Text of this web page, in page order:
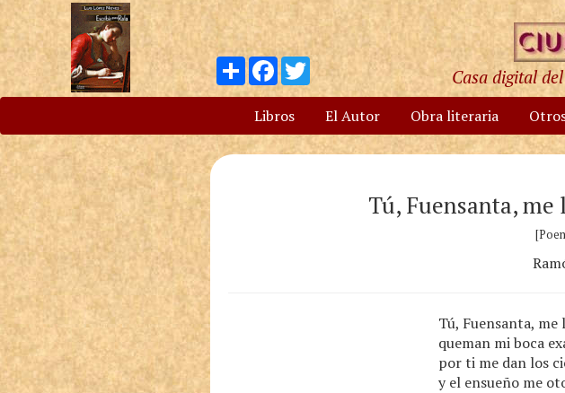
Compartir
Facebook
Twitter
Casa digital
Libros El Autor Obra literaria
Tú, Fuensanta,
Tú, Fuensanta,
queman mi boca
por ti me dan los
y el ensueño me